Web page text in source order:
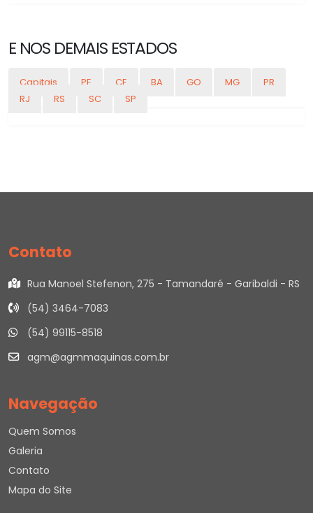
E NOS DEMAIS ESTADOS
Capitais PE CE BA GO MG
PR
RJ
RS SC SP
Contato
Rua Manoel Stefenon, 275 - Tamandaré - Garibaldi - RS
(54) 3464-7083
(54) 99115-8518
agm@agmmaquinas.com.br
Navegação
Quem Somos
Galeria
Contato
Mapa do Site